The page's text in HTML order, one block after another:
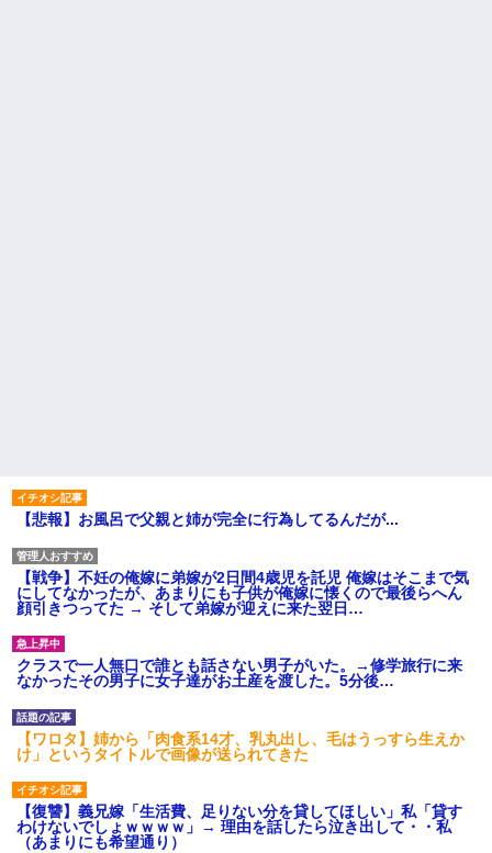
【悲報】お風呂で父親と姉が完全に行為してるんだが...
【戦争】不妊の俺嫁に弟嫁が2日間4歳児を託児 俺嫁はそこまで気
にしてなかったが、あまりにも子供が俺嫁に懐くので最後らへん
顔引きつってた → そして弟嫁が迎えに来た翌日…
クラスで一人無口で誰とも話さない男子がいた。→修学旅行に来
なかったその男子に女子達がお土産を渡した。5分後…
【ワロタ】姉から「肉食系14才、乳丸出し、毛はうっすら生えか
け」というタイトルで画像が送られてきた
【復讐】義兄嫁「生活費、足りない分を貸してほしい」私「貸す
わけないでしょｗｗｗｗ」→ 理由を話したら泣き出して・・私
（あまりにも希望通り）